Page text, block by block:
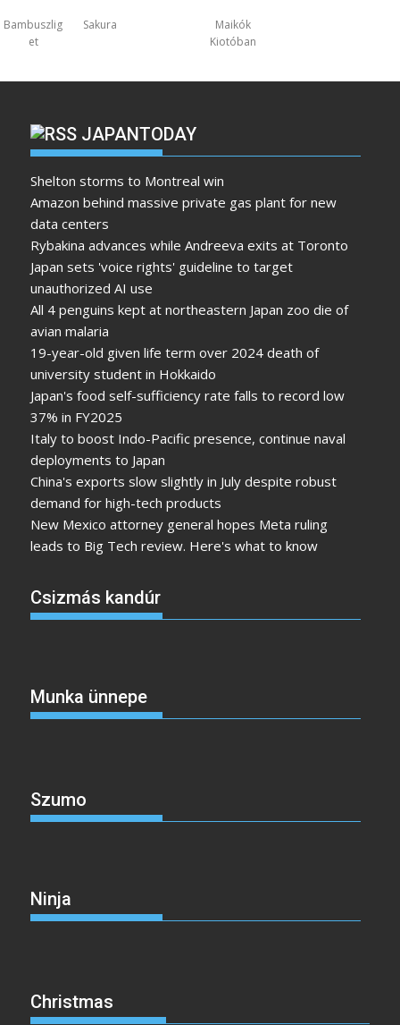
Bambuszlig
et
Sakura
Maikók
Kiotóban
JAPANTODAY
Shelton storms to Montreal win
Amazon behind massive private gas plant for new
data centers
Rybakina advances while Andreeva exits at Toronto
Japan sets 'voice rights' guideline to target
unauthorized AI use
All 4 penguins kept at northeastern Japan zoo die of
avian malaria
19-year-old given life term over 2024 death of
university student in Hokkaido
Japan's food self-sufficiency rate falls to record low
37% in FY2025
Italy to boost Indo-Pacific presence, continue naval
deployments to Japan
China's exports slow slightly in July despite robust
demand for high-tech products
New Mexico attorney general hopes Meta ruling
leads to Big Tech review. Here's what to know
Csizmás kandúr
Munka ünnepe
Szumo
Ninja
Christmas